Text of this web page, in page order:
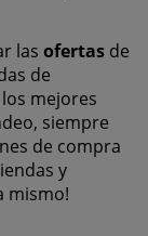
las ofertas de
de
mejores
siempre
de compra
y
mismo!